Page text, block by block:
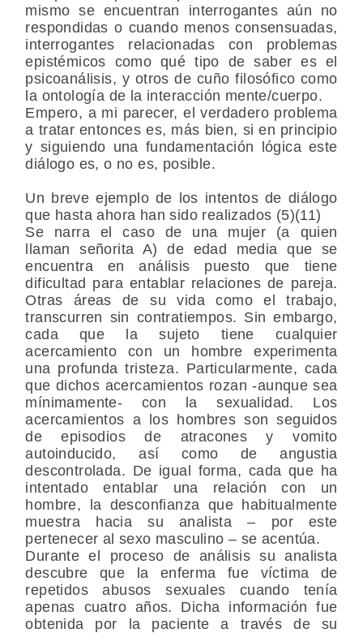
mismo se encuentran interrogantes aún no
respondidas o cuando menos consensuadas,
interrogantes relacionadas con problemas
epistémicos como qué tipo de saber es el
psicoanálisis, y otros de cuño filosófico como
la ontología de la interacción mente/cuerpo.
Empero, a mi parecer, el verdadero problema
a tratar entonces es, más bien, si en principio
y siguiendo una fundamentación lógica este
diálogo es, o no es, posible.
Un breve ejemplo de los intentos de diálogo
que hasta ahora han sido realizados (5)(11)
Se narra el caso de una mujer (a quien
llaman señorita A) de edad media que se
encuentra en análisis puesto que tiene
dificultad para entablar relaciones de pareja.
Otras áreas de su vida como el trabajo,
transcurren sin contratiempos. Sin embargo,
cada que la sujeto tiene cualquier
acercamiento con un hombre experimenta
una profunda tristeza. Particularmente, cada
que dichos acercamientos rozan -aunque sea
mínimamente- con la sexualidad. Los
acercamientos a los hombres son seguidos
de episodios de atracones y vomito
autoinducido, así como de angustia
descontrolada. De igual forma, cada que ha
intentado entablar una relación con un
hombre, la desconfianza que habitualmente
muestra hacia su analista – por este
pertenecer al sexo masculino – se acentúa.
Durante el proceso de análisis su analista
descubre que la enferma fue víctima de
repetidos abusos sexuales cuando tenía
apenas cuatro años. Dicha información fue
obtenida por la paciente a través de su